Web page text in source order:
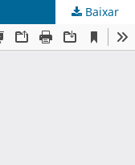
Baixar